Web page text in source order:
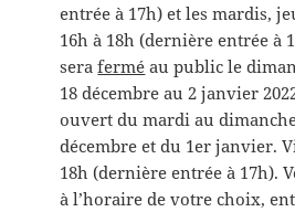
entrée à 17h) et les mardis,
16h à 18h (dernière entrée à
serafermé au public le
18 décembre au 2 janvier
ouvert du mardi au
décembre et du 1er janvier.
18h (dernière entrée à 17h).
à l’horaire de votre choix,